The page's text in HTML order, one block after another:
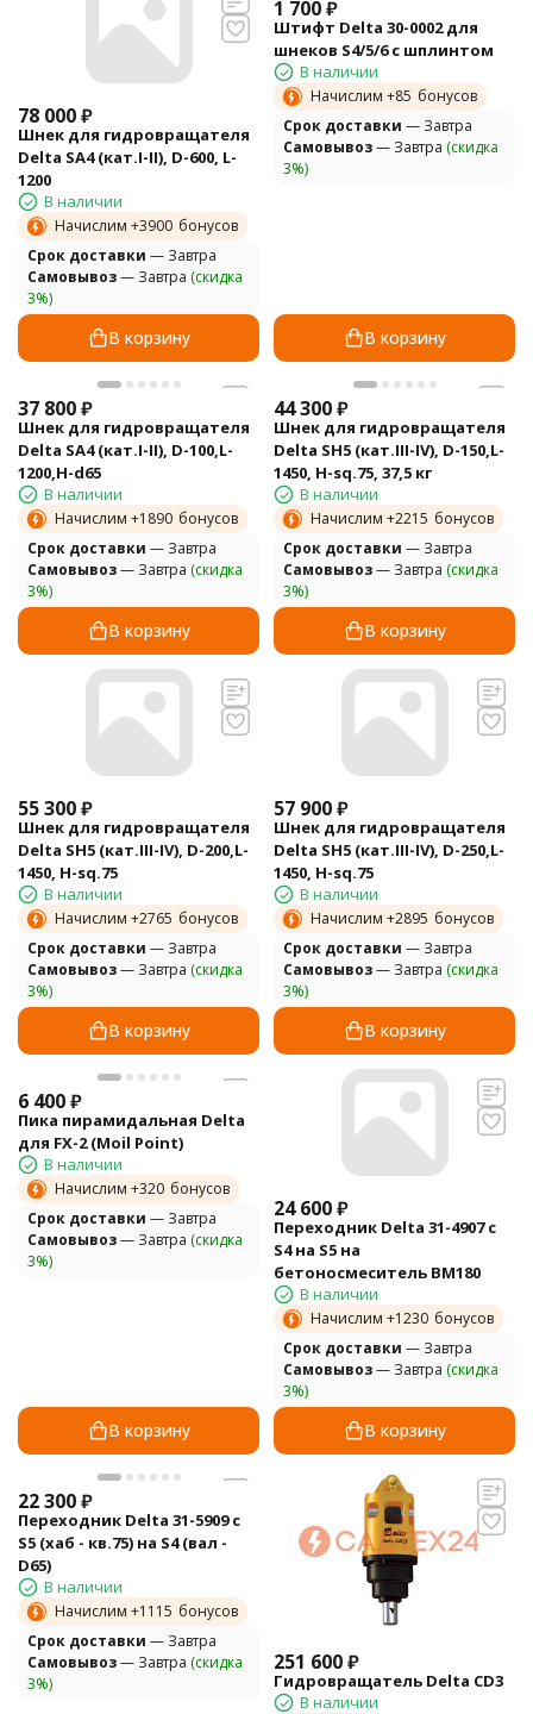
78 000₽
Шнек для гидровращателя
Delta SA4 (кат.I-II), D-600, L-
1200
В наличии
Начислим +3900 бонусов
Cрок доставки — Завтра
Самовывоз— Завтра (скидка
3%)
В корзину
1 700₽
Штифт Delta 30-0002 для
шнеков S4/5/6 с шплинтом
В наличии
Начислим +85 бонусов
Cрок доставки — Завтра
Самовывоз— Завтра (скидка
3%)
В корзину
37 800₽
Шнек для гидровращателя
Delta SA4 (кат.I-II), D-100,L-
1200,H-d65
В наличии
Начислим +1890 бонусов
Cрок доставки — Завтра
Самовывоз— Завтра (скидка
3%)
В корзину
44 300₽
Шнек для гидровращателя
Delta SH5 (кат.III-IV), D-150,L-
1450, H-sq.75, 37,5 кг
В наличии
Начислим +2215 бонусов
Cрок доставки — Завтра
Самовывоз— Завтра (скидка
3%)
В корзину
55 300₽
Шнек для гидровращателя
Delta SH5 (кат.III-IV), D-200,L-
1450, H-sq.75
В наличии
Начислим +2765 бонусов
Cрок доставки — Завтра
Самовывоз— Завтра (скидка
3%)
В корзину
57 900₽
Шнек для гидровращателя
Delta SH5 (кат.III-IV), D-250,L-
1450, H-sq.75
В наличии
Начислим +2895 бонусов
Cрок доставки — Завтра
Самовывоз— Завтра (скидка
3%)
В корзину
6 400₽
Пика пирамидальная Delta
для FX-2 (Moil Point)
В наличии
Начислим +320 бонусов
Cрок доставки — Завтра
Самовывоз— Завтра (скидка
3%)
В корзину
24 600₽
Переходник Delta 31-4907 с
S4 на S5 на
бетоносмеситель BM180
В наличии
Начислим +1230 бонусов
Cрок доставки — Завтра
Самовывоз— Завтра (скидка
3%)
В корзину
22 300₽
Переходник Delta 31-5909 с
S5 (хаб - кв.75) на S4 (вал -
D65)
В наличии
Начислим +1115 бонусов
Cрок доставки — Завтра
Самовывоз— Завтра (скидка
3%)
251 600₽
Гидровращатель Delta CD3
В наличии